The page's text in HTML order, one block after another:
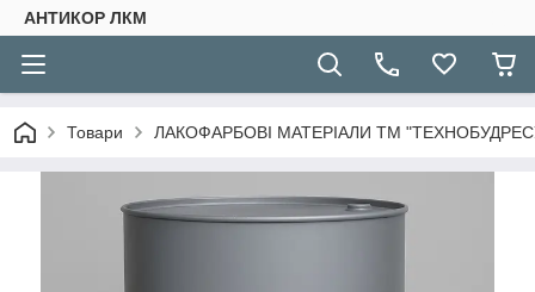
АНТИКОР ЛКМ
Товари ЛАКОФАРБОВІ МАТЕРІАЛИ ТМ